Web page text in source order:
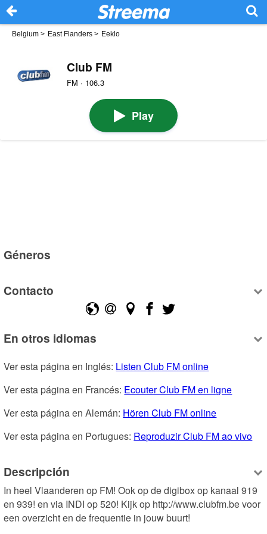
Belgium > East Flanders > Eeklo
Club FM
FM · 106.3
Play
Géneros
Contacto
En otros idiomas
Ver esta página en Inglés: Listen Club FM online
Ver esta página en Francés: Ecouter Club FM en ligne
Ver esta página en Alemán: Hören Club FM online
Ver esta página en Portugues: Reproduzir Club FM ao vivo
Descripción
In heel Vlaanderen op FM! Ook op de digibox op kanaal 919
en 939! en via INDI op 520! Kijk op http://www.clubfm.be voor
een overzicht en de frequentie in jouw buurt!